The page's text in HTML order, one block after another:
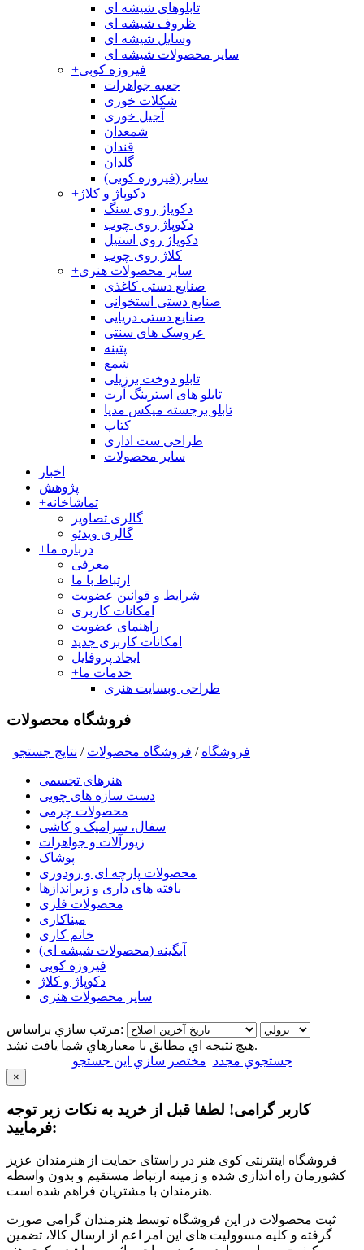
تابلوهای شیشه ای
ظروف شیشه ای
وسایل شیشه ای
سایر محصولات شیشه ای
+فیروزه کوبی
جعبه جواهرات
شکلات خوری
آجیل خوری
شمعدان
قندان
گلدان
سایر (فیروزه کوبی)
+دکوپاژ و کلاژ
دکوپاژ روی سنگ
دکوپاژ روی چوب
دکوپاژ روی استیل
کلاژ روی چوب
+سایر محصولات هنری
صنایع دستی کاغذی
صنایع دستی استخوانی
صنایع دستی دریایی
عروسک های سنتی
پتینه
شمع
تابلو دوخت برزیلی
تابلو های استرینگ آرت
تابلو برجسته میکس مدیا
کتاب
طراحی ست اداری
سایر محصولات
اخبار
پژوهش
+تماشاخانه
گالری تصاویر
گالری ویدئو
+درباره ما
معرفی
ارتباط با ما
شرایط و قوانین عضویت
امکانات کاربری
راهنمای عضویت
امکانات کاربری جدید
ایجاد پروفایل
+خدمات ما
طراحی وبسایت هنری
فروشگاه محصولات
فروشگاه / فروشگاه محصولات / نتايج جستجو
هنرهای تجسمی
دست سازه های چوبی
محصولات چرمی
سفال، سرامیک و کاشی
زیورآلات و جواهرات
پوشاک
محصولات پارچه ای و رودوزی
بافته های داری و زیراندازها
محصولات فلزی
میناکاری
خاتم کاری
آبگینه (محصولات شیشه ای)
فیروزه کوبی
دکوپاژ و کلاژ
سایر محصولات هنری
مرتب سازي براساس:
هيچ نتيجه اي مطابق با معيارهاي شما يافت نشد.
جستجوي مجدد مختصر سازي اين جستجو
×
کاربر گرامی! لطفا قبل از خرید به نکات زیر توجه
فرمایید:
فروشگاه اینترنتی کوی هنر در راستای حمایت از هنرمندان عزیز
کشورمان راه اندازی شده و زمینه ارتباط مستقیم و بدون واسطه
هنرمندان با مشتریان فراهم شده است.
ثبت محصولات در این فروشگاه توسط هنرمندان گرامی صورت
گرفته و کلیه مسوولیت های این امر اعم از ارسال کالا، تضمین